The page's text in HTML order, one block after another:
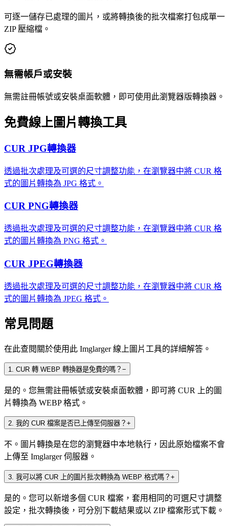
可逐一儲存已處理的圖片，或將轉換後的批次檔案打包成單一
ZIP 壓縮檔。
無需帳戶或安裝
無需註冊帳號或安裝桌面軟體，即可使用此瀏覽器版轉換器。
免費線上圖片轉換工具
CUR JPG轉換器
透過批次處理及可選的尺寸調整功能，在瀏覽器中將 CUR 格
式的圖片轉換為 JPG 格式。
CUR PNG轉換器
透過批次處理及可選的尺寸調整功能，在瀏覽器中將 CUR 格
式的圖片轉換為 PNG 格式。
CUR JPEG轉換器
透過批次處理及可選的尺寸調整功能，在瀏覽器中將 CUR 格
式的圖片轉換為 JPEG 格式。
常見問題
在此查閱關於使用此 Imglarger 線上圖片工具的詳細解答。
1. CUR 轉 WEBP 轉換器是免費的嗎？ −
是的。您無需註冊帳號或安裝桌面軟體，即可將 CUR 上的圖
片轉換為 WEBP 格式。
2. 我的 CUR 檔案是否已上傳至伺服器？ +
不。圖片轉換是在您的瀏覽器中本地執行，因此原始檔案不會
上傳至 Imglarger 伺服器。
3. 我可以將 CUR 上的圖片批次轉換為 WEBP 格式嗎？ +
是的。您可以新增多個 CUR 檔案，套用相同的可選尺寸調整
設定，批次轉換後，可分別下載結果或以 ZIP 檔案形式下載。